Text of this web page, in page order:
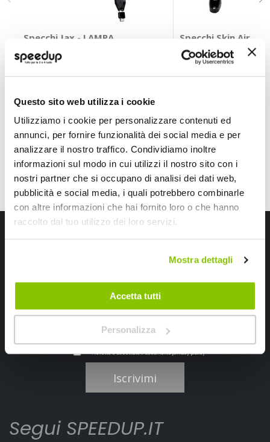
Questo sito web utilizza i cookie
Utilizziamo i cookie per personalizzare contenuti ed
annunci, per fornire funzionalità dei social media e per
analizzare il nostro traffico. Condividiamo inoltre
informazioni sul modo in cui utilizzi il nostro sito con i
nostri partner che si occupano di analisi dei dati web,
pubblicità e social media, i quali potrebbero combinarle
con altre informazioni che hai fornito loro o che hanno
raccolto dal tuo utilizzo dei loro servizi.
Mostra dettagli
Accetta tutti
Personalizza
Specchi Jax - LAMPA
LAMPA
Specchi Skin Air
BARRACUDA
Ricevi subito uno sconto del 10% per il tuo primo acquisto online!
Ho letto e accettato il documentoprivacy policy
Iscrivimi
Segui SPEEDUP.IT